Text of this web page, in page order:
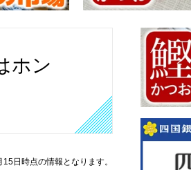
ホン
日時点の情報となります。